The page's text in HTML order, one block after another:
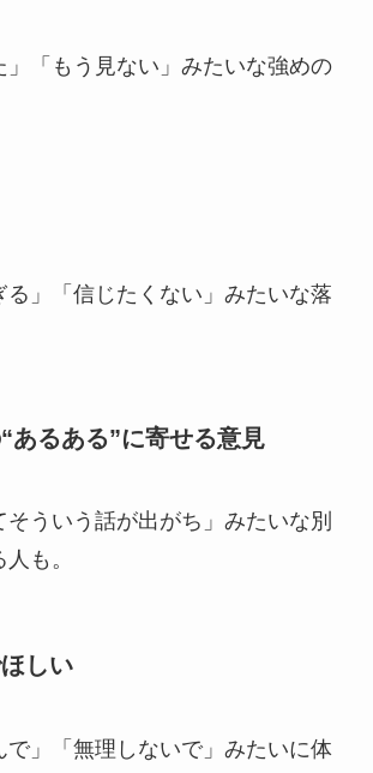
」「もう見ない」みたいな強めの
る」「信じたくない」みたいな落
あるある”に寄せる意見
そういう話が出がち」みたいな別
も。
しい
で」「無理しないで」みたいに体